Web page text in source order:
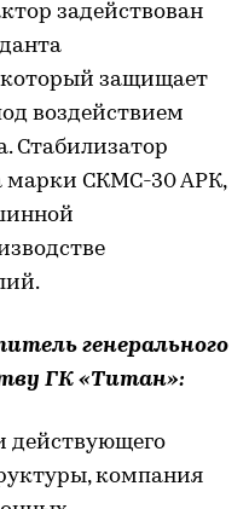
задействован
который защищает
воздействием
Стабилизатор
марки СКМС-30 АРК,
генерального
ГК «Титан»:
компания